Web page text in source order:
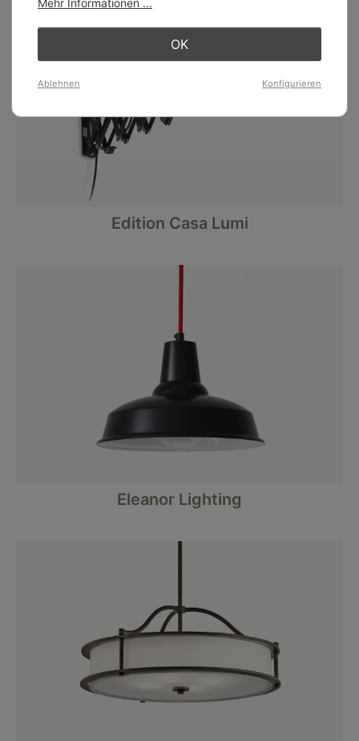
Edition Casa Lumi
Eleanor Lighting
Mehr Informationen ...
OK
Ablehnen Konfigurieren